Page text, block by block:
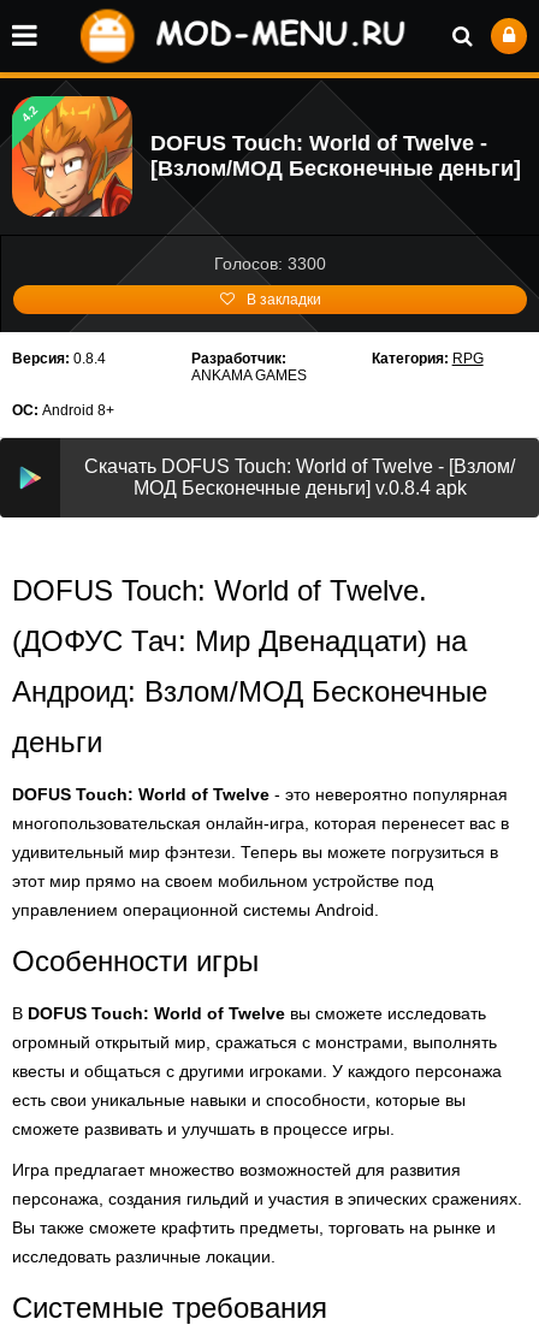
4.2
DOFUS Touch: World of Twelve -
[Взлом/МОД Бесконечные деньги]
Голосов: 3300
В закладки
Версия: 0.8.4
Разработчик:
ANKAMA GAMES
Категория: RPG
ОС: Android 8+
Скачать DOFUS Touch: World of Twelve - [Взлом/
МОД Бесконечные деньги] v.0.8.4 apk
DOFUS Touch: World of Twelve.
(ДОФУС Тач: Мир Двенадцати) на
Андроид: Взлом/МОД Бесконечные
деньги
DOFUS Touch: World of Twelve - это невероятно популярная
многопользовательская онлайн-игра, которая перенесет вас в
удивительный мир фэнтези. Теперь вы можете погрузиться в
этот мир прямо на своем мобильном устройстве под
управлением операционной системы Android.
Особенности игры
В DOFUS Touch: World of Twelve вы сможете исследовать
огромный открытый мир, сражаться с монстрами, выполнять
квесты и общаться с другими игроками. У каждого персонажа
есть свои уникальные навыки и способности, которые вы
сможете развивать и улучшать в процессе игры.
Игра предлагает множество возможностей для развития
персонажа, создания гильдий и участия в эпических сражениях.
Вы также сможете крафтить предметы, торговать на рынке и
исследовать различные локации.
Системные требования